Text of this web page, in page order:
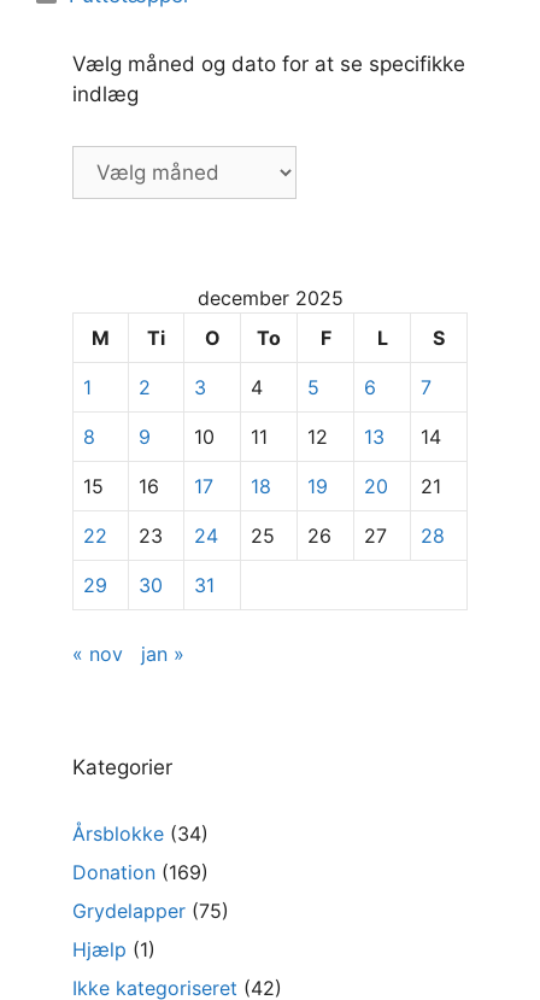
Vælg måned og dato for at se specifikke
indlæg
Vælg
måned
specifikke
indlæg
december 2025
M
Ti O To F L S
1 2 3 4 5 6 7
8 9 10 11 12 13 14
15 16 17 18 19 20 21
22 23 24 25 26 27 28
29 30 31
« nov jan »
Kategorier
Årsblokke (34)
Donation (169)
Grydelapper (75)
Hjælp (1)
Ikke kategoriseret (42)